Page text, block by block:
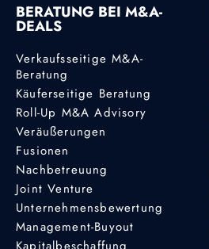
BERATUNG BEI M&A-
DEALS
Verkaufsseitige M&A-
Beratung
Käuferseitige Beratung
Roll-Up M&A Advisory
Veräußerungen
Fusionen
Nachbetreuung
Joint Venture
Unternehmensbewertung
Management-Buyout